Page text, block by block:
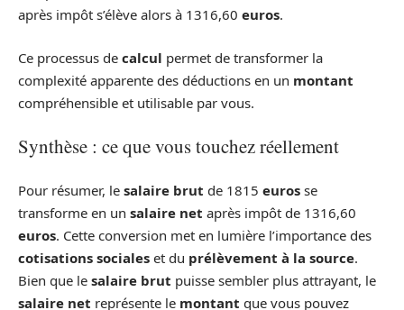
après impôt s’élève alors à 1316,60 euros.
Ce processus de calcul permet de transformer la
complexité apparente des déductions en un montant
compréhensible et utilisable par vous.
Synthèse : ce que vous touchez réellement
Pour résumer, le salaire brut de 1815 euros se
transforme en un salaire net après impôt de 1316,60
euros. Cette conversion met en lumière l’importance des
cotisations sociales et du prélèvement à la source.
Bien que le salaire brut puisse sembler plus attrayant, le
salaire net représente le montant que vous pouvez